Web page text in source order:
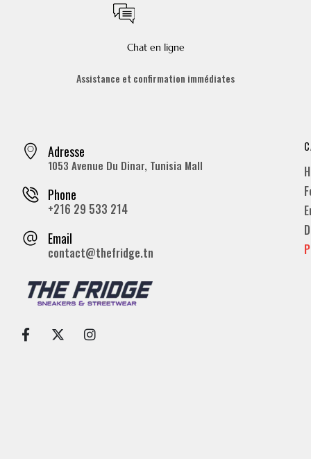
Chat en ligne
Assistance et confirmation immédiates
Adresse
1053 Avenue Du Dinar, Tunisia Mall
Phone
+216 29 533 214
Email
contact@thefridge.tn